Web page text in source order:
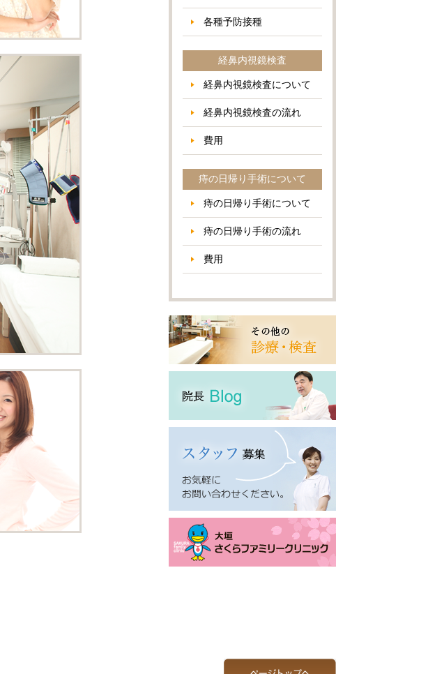
各種予防接種
経鼻内視鏡検査
経鼻内視鏡検査について
経鼻内視鏡検査の流れ
費用
痔の日帰り手術について
痔の日帰り手術について
痔の日帰り手術の流れ
費用